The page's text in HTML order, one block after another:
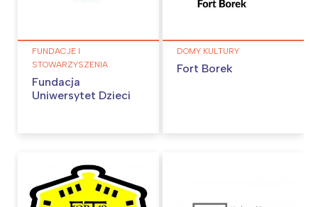
FUNDACJE I
STOWARZYSZENIA
Fundacja
Uniwersytet Dzieci
DOMY KULTURY
Fort Borek